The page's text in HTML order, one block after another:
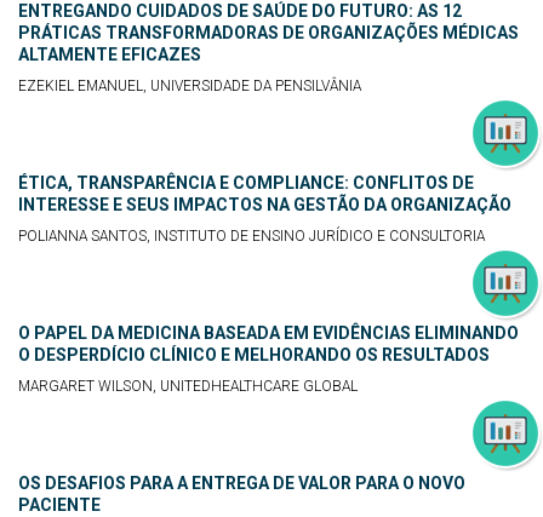
ENTREGANDO CUIDADOS DE SAÚDE DO FUTURO: AS 12
PRÁTICAS TRANSFORMADORAS DE ORGANIZAÇÕES MÉDICAS
ALTAMENTE EFICAZES
EZEKIEL EMANUEL, UNIVERSIDADE DA PENSILVÂNIA
ÉTICA, TRANSPARÊNCIA E COMPLIANCE: CONFLITOS DE
INTERESSE E SEUS IMPACTOS NA GESTÃO DA ORGANIZAÇÃO
POLIANNA SANTOS, INSTITUTO DE ENSINO JURÍDICO E CONSULTORIA
O PAPEL DA MEDICINA BASEADA EM EVIDÊNCIAS ELIMINANDO
O DESPERDÍCIO CLÍNICO E MELHORANDO OS RESULTADOS
MARGARET WILSON, UNITEDHEALTHCARE GLOBAL
OS DESAFIOS PARA A ENTREGA DE VALOR PARA O NOVO
PACIENTE